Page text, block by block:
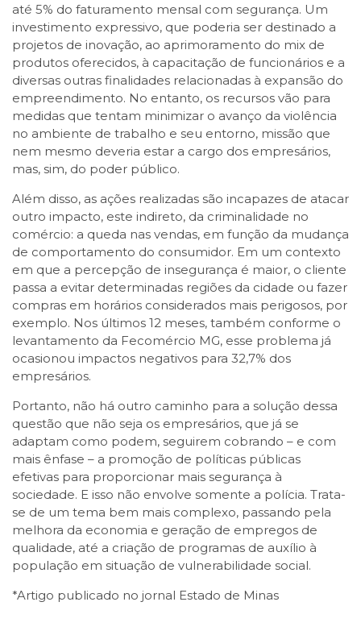
até 5% do faturamento mensal com segurança. Um
investimento expressivo, que poderia ser destinado a
projetos de inovação, ao aprimoramento do mix de
produtos oferecidos, à capacitação de funcionários e a
diversas outras finalidades relacionadas à expansão do
empreendimento. No entanto, os recursos vão para
medidas que tentam minimizar o avanço da violência
no ambiente de trabalho e seu entorno, missão que
nem mesmo deveria estar a cargo dos empresários,
mas, sim, do poder público.
Além disso, as ações realizadas são incapazes de atacar
outro impacto, este indireto, da criminalidade no
comércio: a queda nas vendas, em função da mudança
de comportamento do consumidor. Em um contexto
em que a percepção de insegurança é maior, o cliente
passa a evitar determinadas regiões da cidade ou fazer
compras em horários considerados mais perigosos, por
exemplo. Nos últimos 12 meses, também conforme o
levantamento da Fecomércio MG, esse problema já
ocasionou impactos negativos para 32,7% dos
empresários.
Portanto, não há outro caminho para a solução dessa
questão que não seja os empresários, que já se
adaptam como podem, seguirem cobrando – e com
mais ênfase – a promoção de políticas públicas
efetivas para proporcionar mais segurança à
sociedade. E isso não envolve somente a polícia. Trata-
se de um tema bem mais complexo, passando pela
melhora da economia e geração de empregos de
qualidade, até a criação de programas de auxílio à
população em situação de vulnerabilidade social.
*Artigo publicado no jornal Estado de Minas